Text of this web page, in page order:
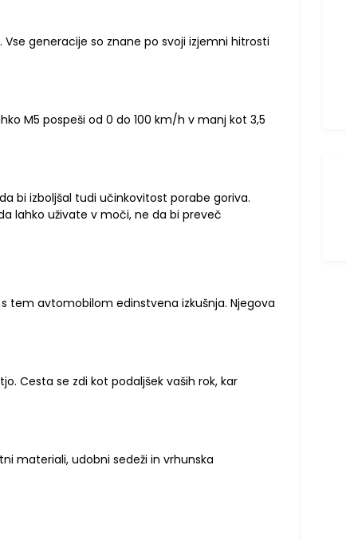
generacije so znane po svoji izjemni hitrosti
M5 pospeši od 0 do 100 km/h v manj kot 3,5
bi izboljšal tudi učinkovitost porabe goriva.
lahko uživate v moči, ne da bi preveč
tem avtomobilom edinstvena izkušnja. Njegova
Cesta se zdi kot podaljšek vaših rok, kar
materiali, udobni sedeži in vrhunska